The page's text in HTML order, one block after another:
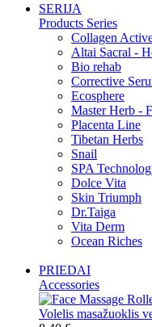
SERIJA
Products Series
Collagen
Altai Sacral -
Bio rehab
Corrective
Ecosphere
Master Herb -
Placenta Line
Tibetan Herbs
Snail
SPA
Dolce Vita
Skin Triumph
Dr.Taiga
Vita Derm
Ocean Riches
PRIEDAI
Accessories
Volelis masažuoklis